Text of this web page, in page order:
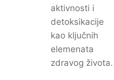
aktivnosti i
detoksikacije
kao ključnih
elemenata
zdravog života.